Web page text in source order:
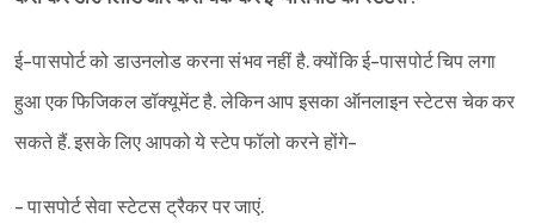
ई-पासपोर्ट को डाउनलोड करना संभव नहीं है. क्योंकि ई-पासपोर्ट चिप लगा
हुआ एक फिजिकल डॉक्यूमेंट है. लेकिन आप इसका ऑनलाइन स्टेटस चेक कर
सकते हैं. इसके लिए आपको ये स्टेप फॉलो करने होंगे-
- पासपोर्ट सेवा स्टेटस ट्रैकर पर जाएं.